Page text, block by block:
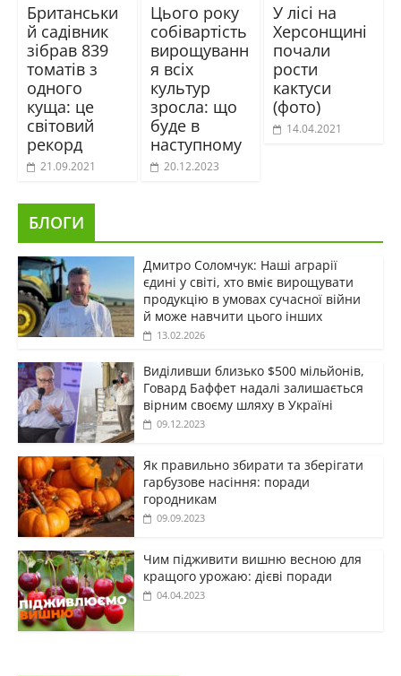
Британськи
й садівник
зібрав 839
томатів з
одного
куща: це
світовий
рекорд
21.09.2021
Цього року
собівартість
вирощуванн
я всіх
культур
зросла: що
буде в
наступному
20.12.2023
У лісі на
Херсонщині
почали
рости
кактуси
(фото)
14.04.2021
БЛОГИ
Дмитро Соломчук: Наші аграрії
єдині у світі, хто вміє вирощувати
продукцію в умовах сучасної війни
й може навчити цього інших
13.02.2026
Виділивши близько $500 мільйонів,
Говард Баффет надалі залишається
вірним своєму шляху в Україні
09.12.2023
Як правильно збирати та зберігати
гарбузове насіння: поради
городникам
09.09.2023
Чим підживити вишню весною для
кращого урожаю: дієві поради
04.04.2023